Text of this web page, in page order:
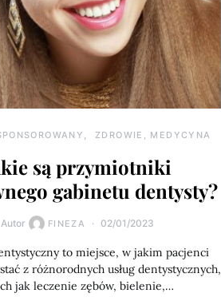
ZDROWIE, MEDYCYNA
są przymiotniki
gabinetu dentysty?
Autor FINEZA 02/01/2023
to miejsce, w jakim pacjenci
z różnorodnych usług dentystycznych,
jak leczenie zębów, bielenie,…